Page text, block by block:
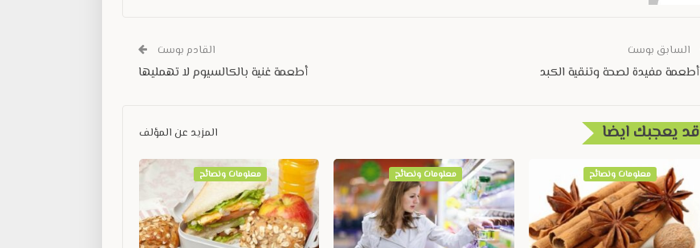
السابق بوست القادم بوست
أطعمة غنية بالكالسيوم لا تهمليها
قد يعجبك ايضا المزيد عن المؤلف
معلومات ونصائح معلومات ونصائح معلومات ونصائح